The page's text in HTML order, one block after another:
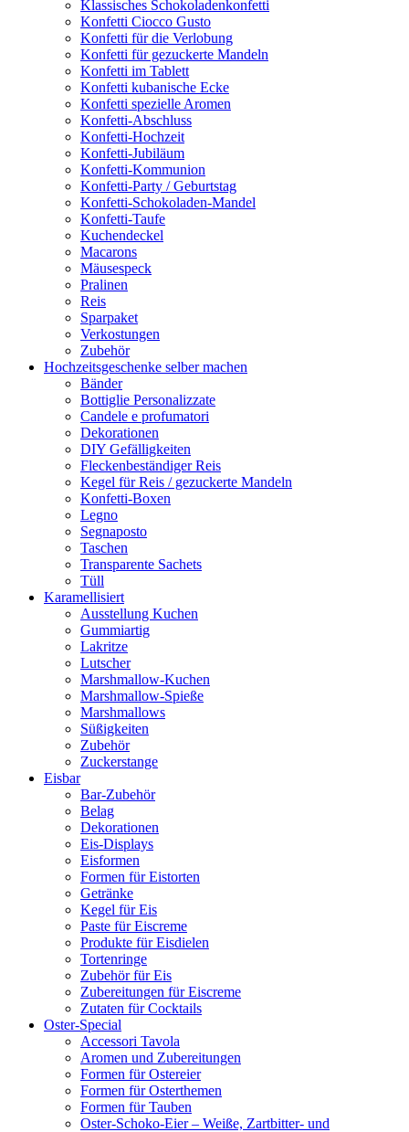
Klassisches Schokoladenkonfetti
Konfetti Ciocco Gusto
Konfetti für die Verlobung
Konfetti für gezuckerte Mandeln
Konfetti im Tablett
Konfetti kubanische Ecke
Konfetti spezielle Aromen
Konfetti-Abschluss
Konfetti-Hochzeit
Konfetti-Jubiläum
Konfetti-Kommunion
Konfetti-Party / Geburtstag
Konfetti-Schokoladen-Mandel
Konfetti-Taufe
Kuchendeckel
Macarons
Mäusespeck
Pralinen
Reis
Sparpaket
Verkostungen
Zubehör
Hochzeitsgeschenke selber machen
Bänder
Bottiglie Personalizzate
Candele e profumatori
Dekorationen
DIY Gefälligkeiten
Fleckenbeständiger Reis
Kegel für Reis / gezuckerte Mandeln
Konfetti-Boxen
Legno
Segnaposto
Taschen
Transparente Sachets
Tüll
Karamellisiert
Ausstellung Kuchen
Gummiartig
Lakritze
Lutscher
Marshmallow-Kuchen
Marshmallow-Spieße
Marshmallows
Süßigkeiten
Zubehör
Zuckerstange
Eisbar
Bar-Zubehör
Belag
Dekorationen
Eis-Displays
Eisformen
Formen für Eistorten
Getränke
Kegel für Eis
Paste für Eiscreme
Produkte für Eisdielen
Tortenringe
Zubehör für Eis
Zubereitungen für Eiscreme
Zutaten für Cocktails
Oster-Special
Accessori Tavola
Aromen und Zubereitungen
Formen für Ostereier
Formen für Osterthemen
Formen für Tauben
Oster-Schoko-Eier – Weiße, Zartbitter- und